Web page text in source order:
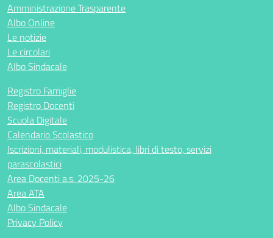
Amministrazione Trasparente
Albo Online
Le notizie
Le circolari
Albo Sindacale
Registro Famiglie
Registro Docenti
Scuola Digitale
Calendario Scolastico
Iscrizioni, materiali, modulistica, libri di testo, servizi
parascolastici
Area Docenti a.s. 2025-26
Area ATA
Albo Sindacale
Privacy Policy